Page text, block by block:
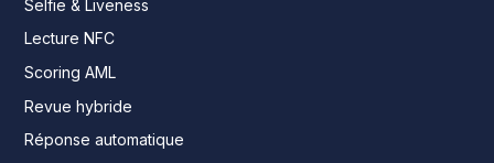
Selfie & Liveness
Lecture NFC
Scoring AML
Revue hybride
Réponse automatique